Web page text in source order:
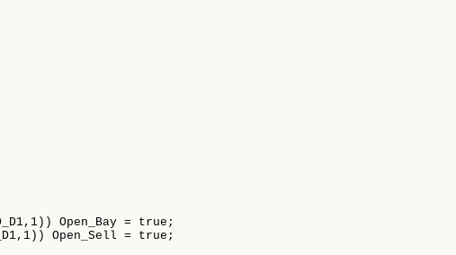
, 1 ) ) Open_Bay = true ;
, 1 ) ) Open_Sell = true ;